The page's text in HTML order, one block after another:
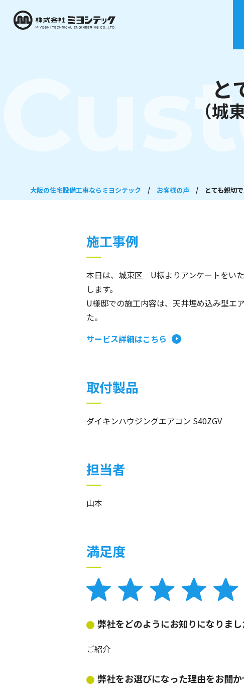
と
（
大阪の住宅設備工事ならミヨシテック / お客様の声 / とても親切
施工事例
本日は、城東区 U様よりアンケートをい
します。
U様邸での施工内容は、天井埋め込み型エ
た。
サービス詳細はこちら
取付製品
ダイキンハウジングエアコン S40ZGV
担当者
山本
満足度
弊社をどのようにお知りになりまし
ご紹介
弊社をお選びになった理由をお聞